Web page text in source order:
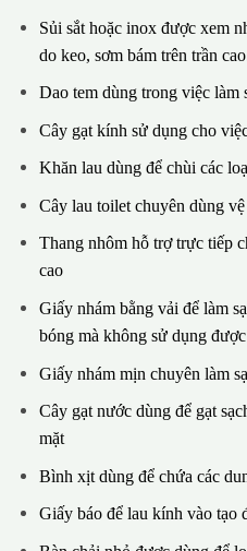
Sủi sắt hoặc inox được xem
do keo, sơm bám trên trần
Dao tem dùng trong việc làm
Cây gạt kính sử dụng cho
Khăn lau dùng để chùi các
Cây lau toilet chuyên dùng
Thang nhôm hỗ trợ trực tiếp
cao
Giấy nhám bằng vải để làm
bóng mà không sử dụng
Giấy nhám mịn chuyên làm
Cây gạt nước dùng để gạt
mặt
Bình xịt dùng để chứa các
Giấy báo để lau kính vào tạo